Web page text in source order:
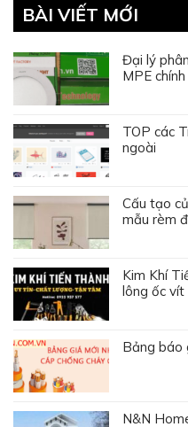
BÀI VIẾT MỚI
Đại lý
MPE
TOP các
ngoài
Cấu tạo
mẫu rèm
Kim Khí
lông ốc vít
Bảng báo
N&N